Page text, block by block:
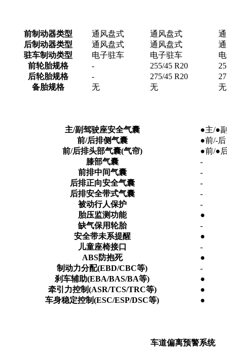
前制动器类型 通风盘式 通风盘式
后制动器类型
通风盘式 通风盘式
驻车制动类型
电子驻车 电子驻车
前轮胎规格
- 255/45 R20
后轮胎规格
- 275/45 R20
备胎规格
无 无 无
主/副驾驶座安全气囊
●主/●
前/后排侧气囊
●前/-后
前/后排头部气囊(气帘)
●前/●
膝部气囊
-
前排中间气囊
-
后排正向安全气囊
-
后排安全带式气囊
-
被动行人保护
-
胎压监测功能
●
缺气保用轮胎
-
安全带未系提醒
●
儿童座椅接口
-
ABS防抱死
●
制动力分配(EBD/CBC等)
-
刹车辅助(EBA/BAS/BA等)
●
牵引力控制(ASR/TCS/TRC等)
●
车身稳定控制(ESC/ESP/DSC等)
●
车道偏离预警系统